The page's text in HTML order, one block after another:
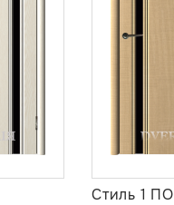
Стиль 1 ПО